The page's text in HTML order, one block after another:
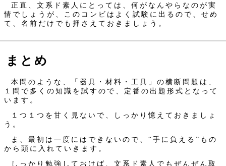
正直、文系ド素人にとっては、何がなんやらなのが実
情でしょうが、このコンビはよく試験に出るので、せめ
て、名前だけでも押さえておきましょう。
まとめ
本問のような、「器具・材料・工具」の横断問題は、
１問で多くの知識を試すので、定番の出題形式となって
います。
１つ１つを甘く見ないで、しっかり憶えておきましょ
う。
ま、最初は一度にはできないので、“手に負える”もの
から頭に入れていきます。
しっかり勉強しておけば、文系ド素人でもぜんぜん取